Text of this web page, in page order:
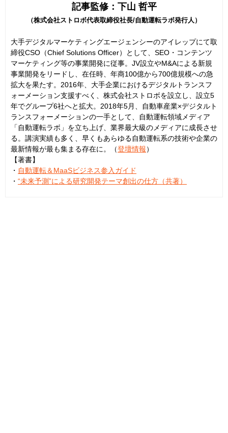
記事監修：下山 哲平
（株式会社ストロボ代表取締役社長/自動運転ラボ発行人）
大手デジタルマーケティングエージェンシーのアイレップにて取
締役CSO（Chief Solutions Officer）として、SEO・コンテンツ
マーケティング等の事業開発に従事。JV設立やM&Aによる新規
事業開発をリードし、在任時、年商100億から700億規模への急
拡大を果たす。2016年、大手企業におけるデジタルトランスフ
ォーメーション支援すべく、株式会社ストロボを設立し、設立5
年でグループ6社へと拡大。2018年5月、自動車産業×デジタルト
ランスフォーメーションの一手として、自動運転領域メディア
「自動運転ラボ」を立ち上げ、業界最大級のメディアに成長させ
る。講演実績も多く、早くもあらゆる自動運転系の技術や企業の
最新情報が最も集まる存在に。（登壇情報）
【著書】
・ 自動運転＆MaaSビジネス参入ガイド
・ “未来予測”による研究開発テーマ創出の仕方（共著）